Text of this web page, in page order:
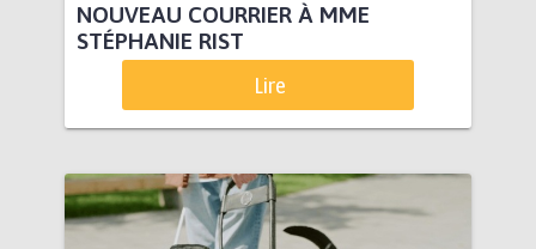
NOUVEAU COURRIER À MME
STÉPHANIE RIST
Lire